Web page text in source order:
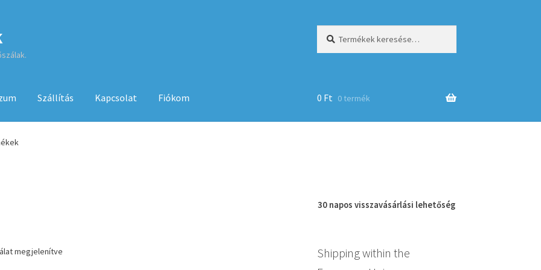
Szállítás Kapcsolat Fiókom
ÁSZF
0 Ft 0 termék
megjelenítve
30 napos visszavásárlási lehetőség
Shipping within the